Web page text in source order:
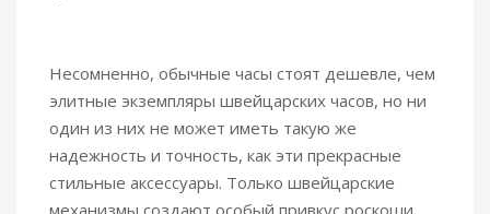
Несомненно, обычные часы стоят дешевле, чем
элитные экземпляры швейцарских часов, но ни
один из них не может иметь такую ​​же
надежность и точность, как эти прекрасные
стильные аксессуары. Только швейцарские
механизмы создают особый привкус роскоши.